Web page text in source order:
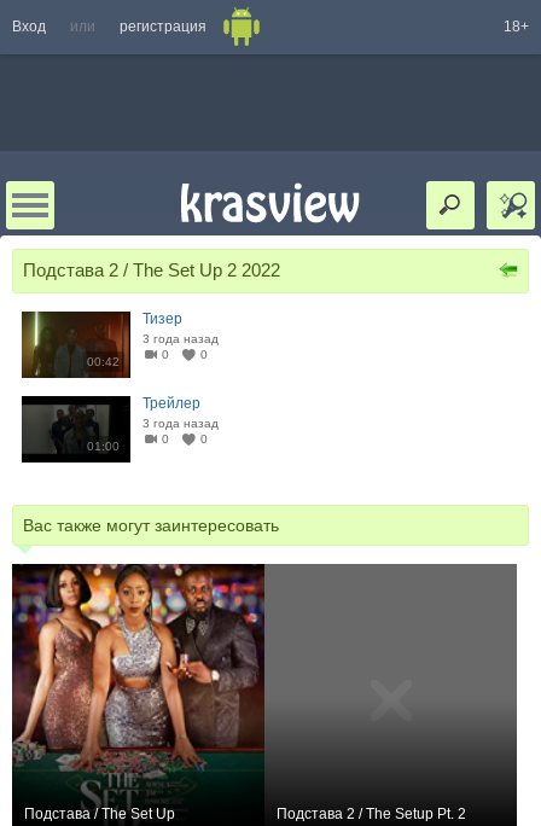
Вход или регистрация 18+
Подстава 2 / The Set Up 2 2022
00:42
Тизер
3 года назад
0
0
01:00
Трейлер
3 года назад
0
0
Вас также могут заинтересовать
Подстава / The Set Up Подстава 2 / The Setup Pt. 2